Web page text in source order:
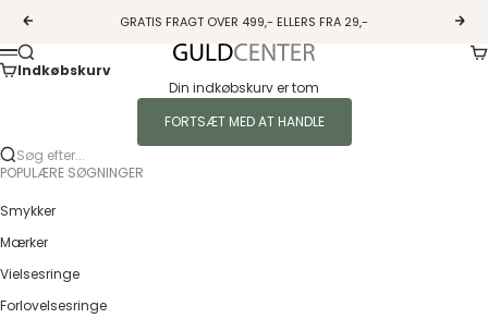
Forrige
GRATIS FRAGT OVER 499,- ELLERS FRA 29,-
Guldcenter
Menu
Søg
Indkøbskurv
Din indkøbskurv er tom
FORTSÆT MED AT HANDLE
Søg efter...
POPULÆRE SØGNINGER
Smykker
Mærker
Vielsesringe
Forlovelsesringe